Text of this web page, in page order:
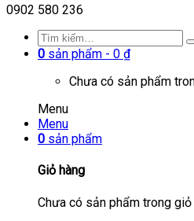
0902 580 236
0 sản phẩm - 0 ₫
Chưa có sản phẩm
Menu
Menu
0 sản phẩm
Giỏ hàng
Chưa có sản phẩm trong giỏ